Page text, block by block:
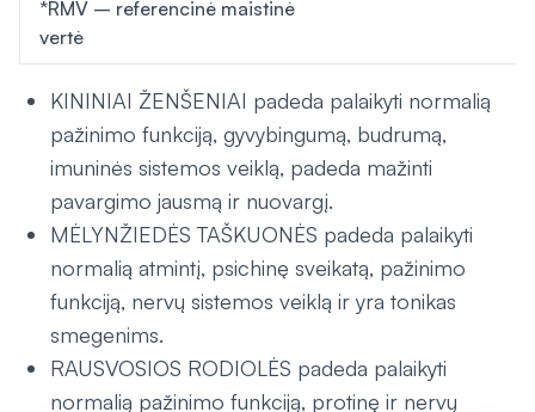
*RMV – referencinė maistinė
vertė
KININIAI ŽENŠENIAI padeda palaikyti normalią
pažinimo funkciją, gyvybingumą, budrumą,
imuninės sistemos veiklą, padeda mažinti
pavargimo jausmą ir nuovargį.
MĖLYNŽIEDĖS TAŠKUONĖS padeda palaikyti
normalią atmintį, psichinę sveikatą, pažinimo
funkciją, nervų sistemos veiklą ir yra tonikas
smegenims.
RAUSVOSIOS RODIOLĖS padeda palaikyti
normalią pažinimo funkciją, protinę ir nervų